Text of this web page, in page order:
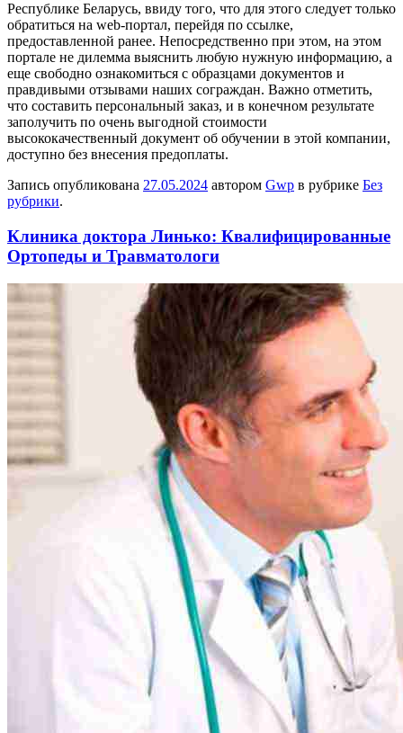
Республике Беларусь, ввиду того, что для этого следует только
обратиться на web-портал, перейдя по ссылке,
предоставленной ранее. Непосредственно при этом, на этом
портале не дилемма выяснить любую нужную информацию, а
еще свободно ознакомиться с образцами документов и
правдивыми отзывами наших сограждан. Важно отметить,
что составить персональный заказ, и в конечном результате
заполучить по очень выгодной стоимости
высококачественный документ об обучении в этой компании,
доступно без внесения предоплаты.
Запись опубликована 27.05.2024 автором Gwp в рубрике Без
рубрики.
Клиника доктора Линько: Квалифицированные
Ортопеды и Травматологи